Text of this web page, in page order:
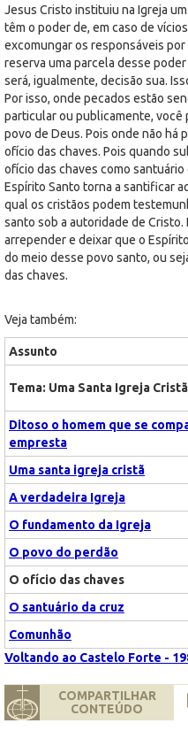
Jesus Cristo instituiu na Igreja
têm o poder de, em caso de
excomungar os responsáveis
reserva uma parcela desse
será, igualmente, decisão sua.
Por isso, onde pecados estão
particular ou publicamente,
povo de Deus. Pois onde não há
ofício das chaves. Pois quando
ofício das chaves como
Espírito Santo torna a santificar
qual os cristãos podem
santo sob a autoridade de
arrepender e deixar que o
do meio desse povo santo, ou
das chaves.
Veja também:
Assunto
Tema: Uma Santa Igreja Cristã
Ditoso o homem que se
empresta
Uma santa igreja cristã
A verdadeira Igreja
O fundamento da Igreja
O povo do perdão
O ofício das chaves
O santuário da cruz
Comunhão
Voltando ao Castelo Forte -
COMPARTILHAR
CONTEÚDO